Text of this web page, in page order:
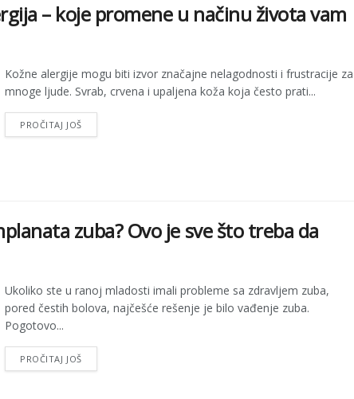
– koje promene u načinu života vam
Kožne alergije mogu biti izvor značajne nelagodnosti i frustracije za
mnoge ljude. Svrab, crvena i upaljena koža koja često prati...
PROČITAJ JOŠ
zuba? Ovo je sve što treba da
Ukoliko ste u ranoj mladosti imali probleme sa zdravljem zuba,
pored čestih bolova, najčešće rešenje je bilo vađenje zuba.
Pogotovo...
PROČITAJ JOŠ